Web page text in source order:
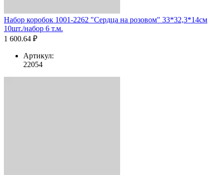
Набор коробок 1001-2262 "Сердца на розовом" 33*32,3*14см
10шт./набор 6 т.м.
1 600.64 ₽
Артикул:
22054